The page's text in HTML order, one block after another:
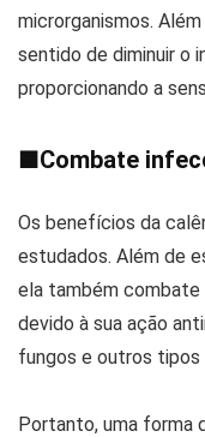
microrganismos.
sentido de diminuir o
proporcionando a
■Combate
Os benefícios da
estudados. Além de
ela também
devido à sua ação
fungos e outros tipos
Portanto, uma forma